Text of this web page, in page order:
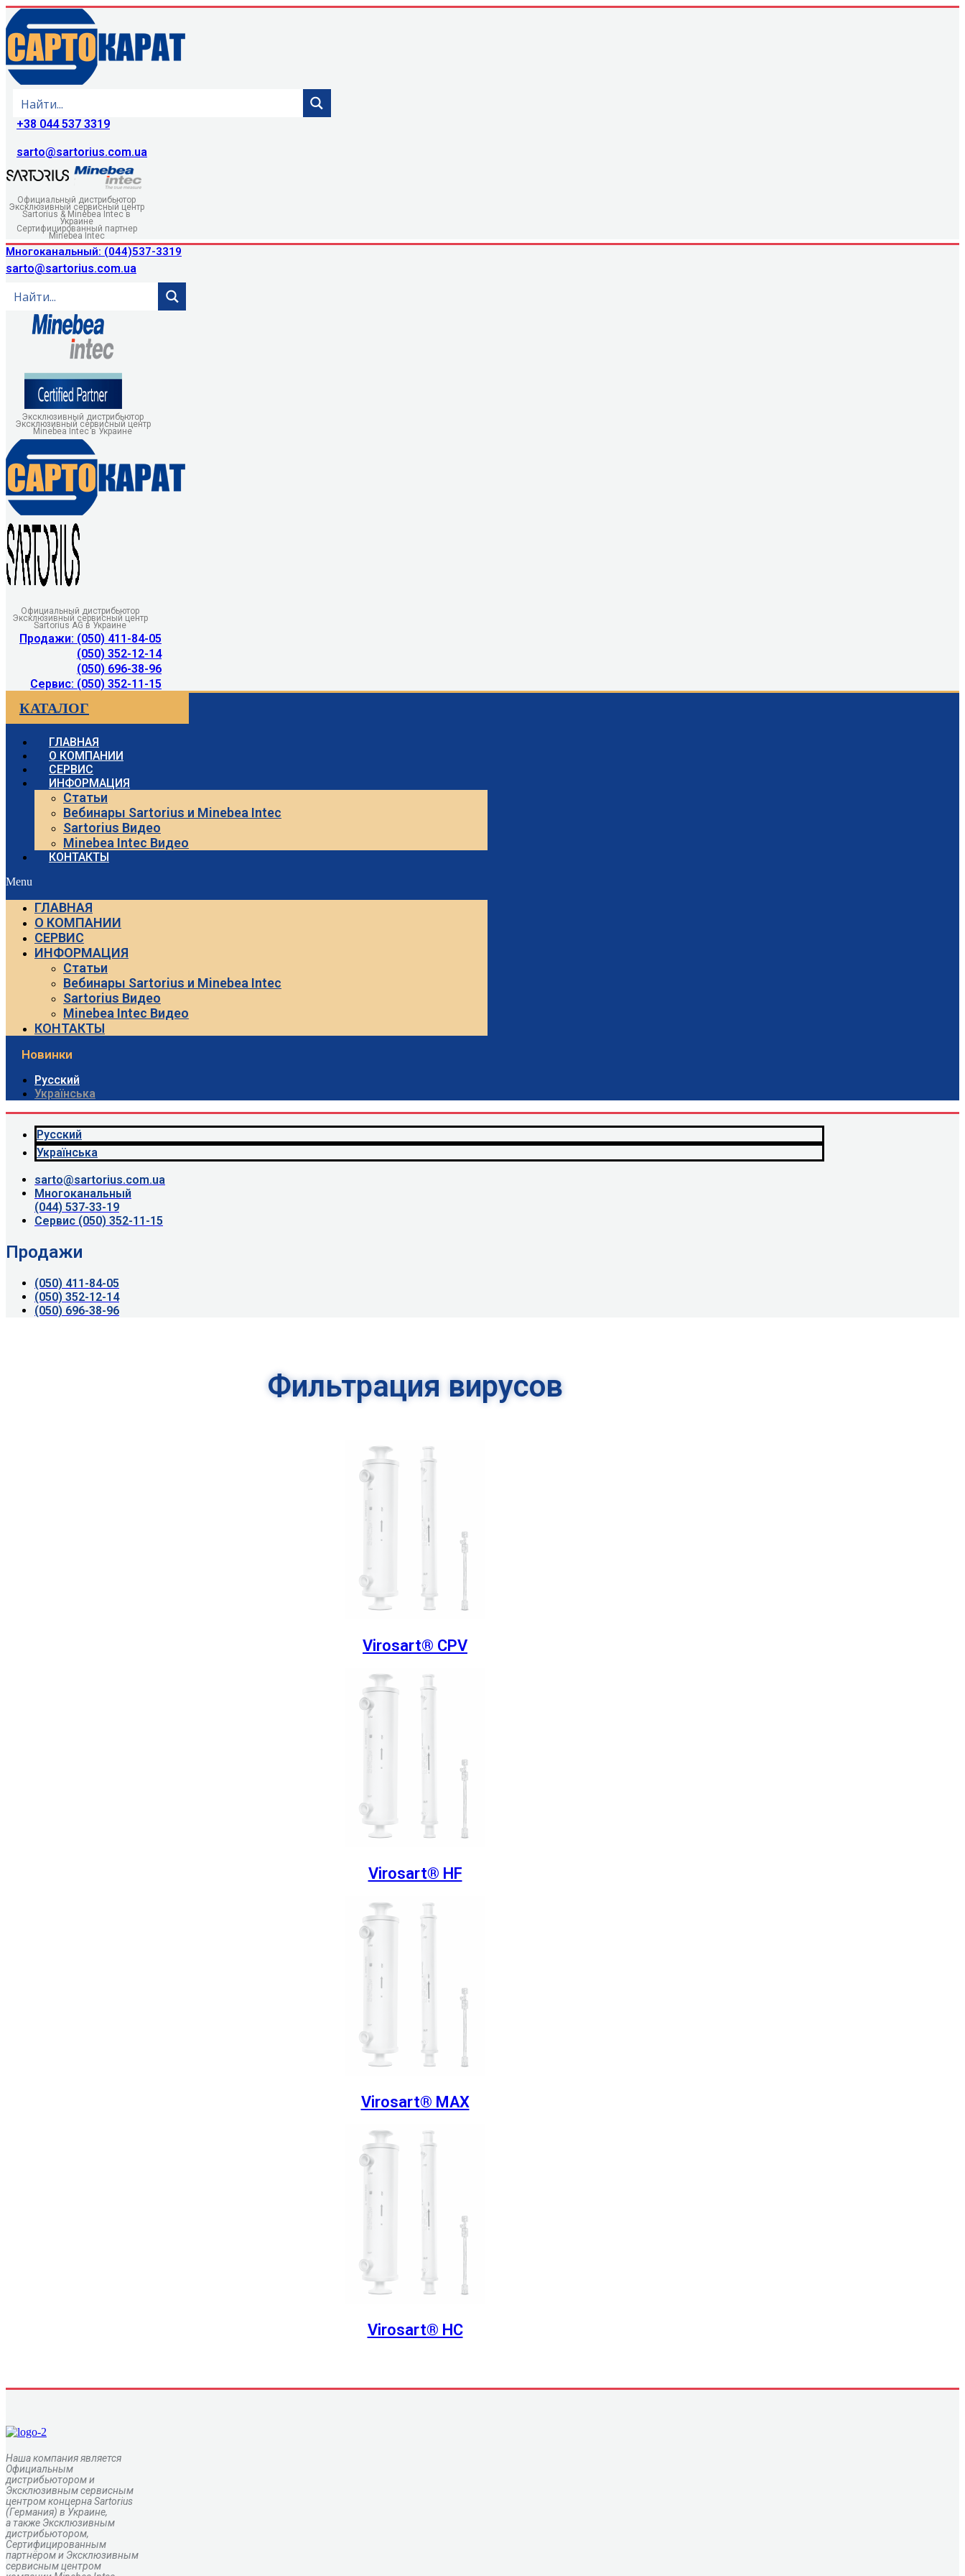
+38 044 537 3319
sarto@sartorius.com.ua
Официальный дистрибьютор
Эксклюзивный сервисный центр
Sartorius & Minebea Intec в
Украине
Сертифицированный партнер
Minebea Intec
Многоканальный: (044)537-3319
sarto@sartorius.com.ua
Эксклюзивный дистрибьютор
Эксклюзивный сервисный центр
Minebea Intec в Украине
Официальный дистрибьютор
Эксклюзивный сервисный центр
Sartorius AG в Украине
Продажи: (050) 411-84-05
(050) 352-12-14
(050) 696-38-96
Сервис: (050) 352-11-15
КАТАЛОГ
ГЛАВНАЯ
О КОМПАНИИ
СЕРВИС
ИНФОРМАЦИЯ
Статьи
Вебинары Sartorius и Minebea Intec
Sartorius Видео
Minebea Intec Видео
КОНТАКТЫ
Menu
ГЛАВНАЯ
О КОМПАНИИ
СЕРВИС
ИНФОРМАЦИЯ
Статьи
Вебинары Sartorius и Minebea Intec
Sartorius Видео
Minebea Intec Видео
КОНТАКТЫ
Новинки
Русский
Українська
Русский
Українська
sarto@sartorius.com.ua
Многоканальный
(044) 537-33-19
Сервис (050) 352-11-15
Продажи
(050) 411-84-05
(050) 352-12-14
(050) 696-38-96
Фильтрация вирусов
Virosart® CPV
Virosart® HF
Virosart® MAX
Virosart® НС
Наша компания является
Официальным
дистрибьютором и
Эксклюзивным сервисным
центромконцернаSartorius
(Германия) в Украине,
а также Эксклюзивным
дистрибьютором,
Сертифицированным
партнёром и Эксклюзивным
сервисным центром